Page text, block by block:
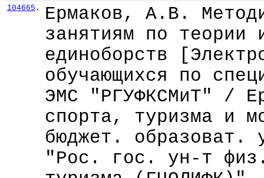
104665 .
Ермаков, А.В.
занятиям по теории
единоборств
обучающихся по
ЭМС "РГУФКСМиТ" /
спорта, туризма и
бюджет. образоват.
"Рос. гос. ун-т